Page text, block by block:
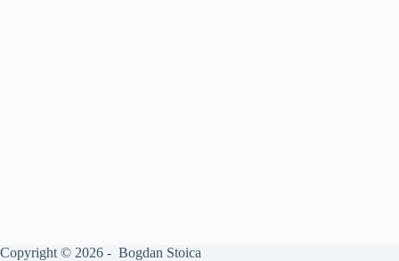
Copyright © 2026 - Bogdan Stoica